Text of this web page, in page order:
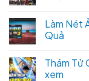
Làm Nét
Quả
Thám Tử
xem